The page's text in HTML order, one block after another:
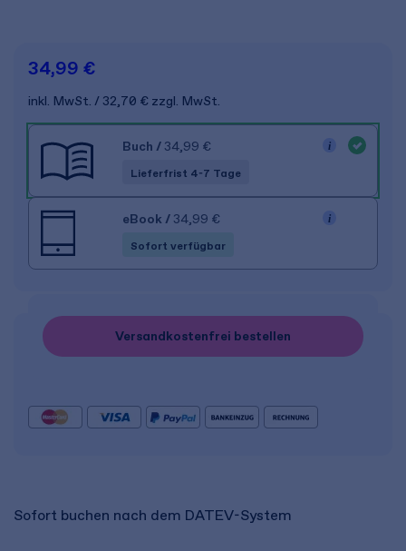
Sofort buchen nach dem DATEV-System
34,99 €
inkl. MwSt. 32,70 € zzgl. MwSt.
Buch / 34,99 €
Lieferfrist 4-7 Tage
eBook / 34,99 €
Sofort verfügbar
Versandkostenfrei bestellen